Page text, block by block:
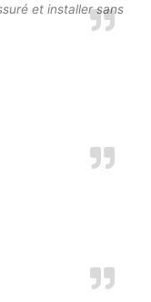
et installer sans